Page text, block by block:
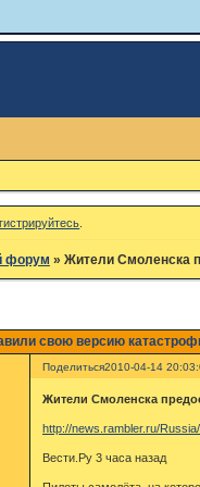
форум » Жители Смоленска
свою версию
Поделиться2010-04-14
Жители Смоленска
http://news.rambler.ru/
Вести.Ру 3 часа назад